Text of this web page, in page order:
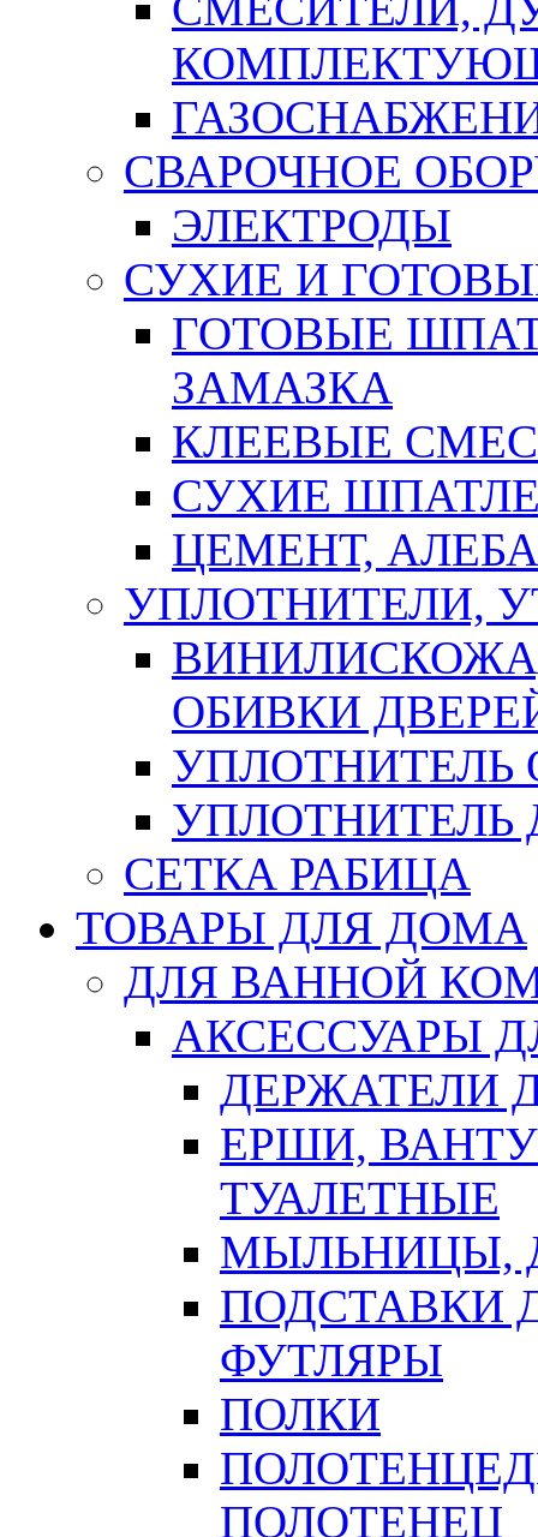
СВАРОЧНОЕ
ЭЛЕКТРОДЫ
СУХИЕ И
ГОТОВЫЕ
ЗАМАЗКА
КЛЕЕВЫЕ
СУХИЕ
ЦЕМЕНТ,
УПЛОТНИТЕЛИ,
ОБИВКИ
УПЛОТНИТЕЛЬ
СЕТКА РАБИЦА
ТОВАРЫ ДЛЯ ДОМА
ДЛЯ ВАННОЙ
АКСЕССУАРЫ
ДЕРЖАТЕЛИ
ЕРШИ,
ТУАЛЕТНЫЕ
МЫЛЬНИЦЫ,
ПОДСТАВКИ
ФУТЛЯРЫ
ПОЛКИ
ПОЛОТЕНЕЦ